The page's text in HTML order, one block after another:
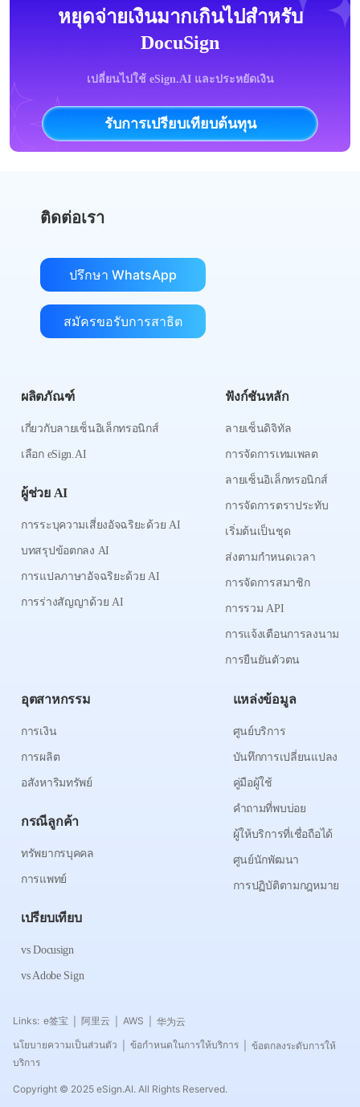
หยุดจ่ายเงินมากเกินไปสำหรับ
DocuSign
เปลี่ยนไปใช้ eSign.AI และประหยัดเงิน
รับการเปรียบเทียบต้นทุน
ติดต่อเรา
ปรึกษา WhatsApp
สมัครขอรับการสาธิต
ผลิตภัณฑ์
เกี่ยวกับลายเซ็นอิเล็กทรอนิกส์
เลือก eSign.AI
ผู้ช่วย AI
การระบุความเสี่ยงอัจฉริยะด้วย AI
บทสรุปข้อตกลง AI
การแปลภาษาอัจฉริยะด้วย AI
การร่างสัญญาด้วย AI
ฟังก์ชันหลัก
ลายเซ็นดิจิทัล
การจัดการเทมเพลต
ลายเซ็นอิเล็กทรอนิกส์
การจัดการตราประทับ
เริ่มต้นเป็นชุด
ส่งตามกำหนดเวลา
การจัดการสมาชิก
การรวม API
การแจ้งเตือนการลงนาม
การยืนยันตัวตน
อุตสาหกรรม
การเงิน
การผลิต
อสังหาริมทรัพย์
กรณีลูกค้า
ทรัพยากรบุคคล
การแพทย์
เปรียบเทียบ
vs Docusign
vs Adobe Sign
แหล่งข้อมูล
ศูนย์บริการ
บันทึกการเปลี่ยนแปลง
คู่มือผู้ใช้
คำถามที่พบบ่อย
ผู้ให้บริการที่เชื่อถือได้
ศูนย์นักพัฒนา
การปฏิบัติตามกฎหมาย
Links: e签宝 阿里云 AWS
华为云
นโยบายความเป็นส่วนตัว
ข้อกำหนดในการให้บริการ
ข้อตกลงระดับการให้
บริการ
Copyright © 2025 eSign.AI. All Rights Reserved.